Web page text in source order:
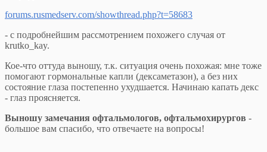
forums.rusmedserv.com/showthread.php?t=58683
- с подробнейшим рассмотрением похожего случая от
krutko_kay.
Кое-что оттуда выношу, т.к. ситуация очень похожая: мне тоже
помогают гормональные капли (дексаметазон), а без них
состояние глаза постепенно ухудшается. Начинаю капать декс
- глаз проясняется.
Выношу замечания офтальмологов, офтальмохирургов -
большое вам спасибо, что отвечаете на вопросы!